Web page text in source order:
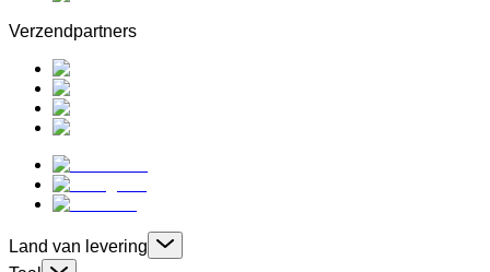
Verzendpartners
Land van levering